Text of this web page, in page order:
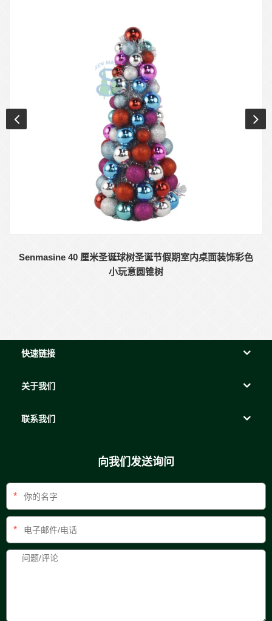
Senmasine 40 厘米圣诞球树圣诞节假期室内桌面装饰彩色
小玩意圆锥树
快速链接
关于我们
联系我们
向我们发送询问
*
*